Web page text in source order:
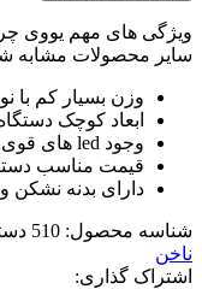
ویژگی های مهم یووی
سایر محصولات مشابه
وزن بسیار کم با
ابعاد کوچک
وجود led های قوی برای خشک کردن سریع لاک
قیمت مناسب
دارای بدنه نشکن
شناسه محصول: 510
ناخن
اشتراک گذاری: